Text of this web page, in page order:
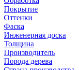
Покрытие
Оттенки
Фаска
Инженерная доска
Толщина
Производитель
Порода дерева